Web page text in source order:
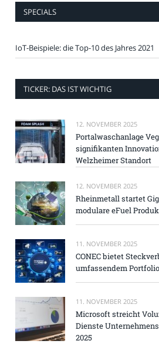
SPECIALS
IoT-Beispiele: die Top-10 des Jahres 2021
TICKER: DAS IST WICHTIG
12. NOVEMBER 2025
Portalwaschanlage
signifikanten
Welzheimer Standort
12. NOVEMBER 2025
Rheinmetall startet
modulare eFuel
11. NOVEMBER 2025
CONEC bietet
umfassendem Portfolio
11. NOVEMBER 2025
Microsoft streicht
Dienste
2025